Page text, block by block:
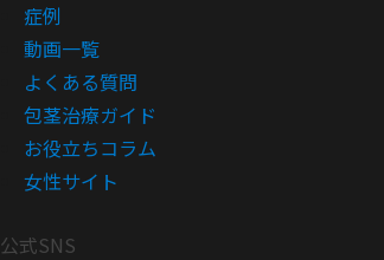
症例
動画一覧
よくある質問
包茎治療ガイド
お役立ちコラム
女性サイト
公式SNS